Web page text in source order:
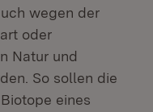
wegen der
oder
Natur und
So sollen die
eines